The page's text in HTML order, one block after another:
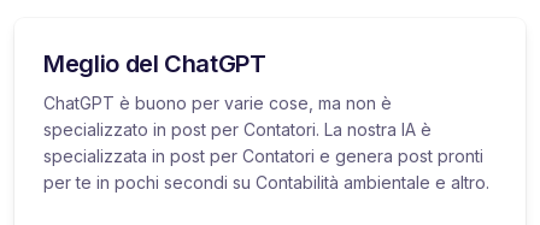
Meglio del ChatGPT
ChatGPT è buono per varie cose, ma non è
specializzato in post per Contatori. La nostra IA è
specializzata in post per Contatori e genera post pronti
per te in pochi secondi su Contabilità ambientale e altro.